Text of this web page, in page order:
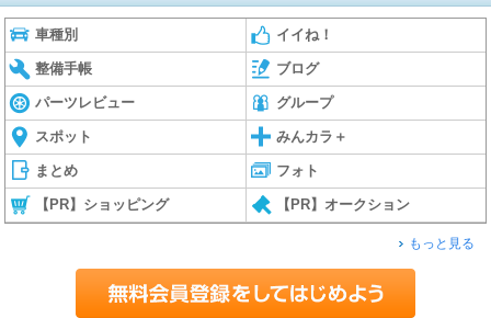
車種別 イイね！
整備手帳 ブログ
パーツレビュー グループ
スポット みんカラ＋
まとめ フォト
【PR】ショッピング 【PR】オークション
もっと見る